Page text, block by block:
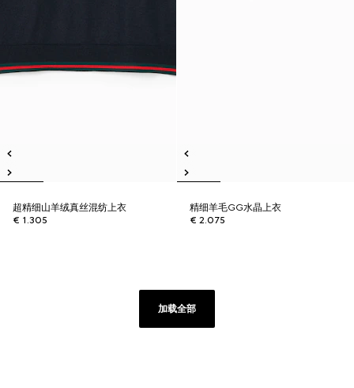
超精细山羊绒真丝混纺上衣
€ 1.305
精细羊毛GG水晶上衣
€ 2.075
加载全部